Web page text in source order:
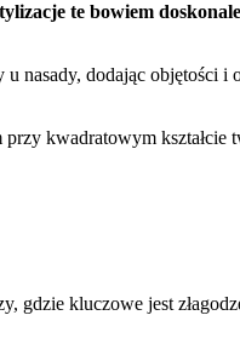
te bowiem
nasady, dodając objętości i
kwadratowym kształcie
gdzie kluczowe jest